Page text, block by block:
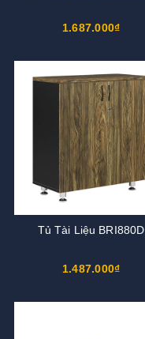
1.687.000₫
Tủ Tài Liệu BRI880D
1.487.000₫